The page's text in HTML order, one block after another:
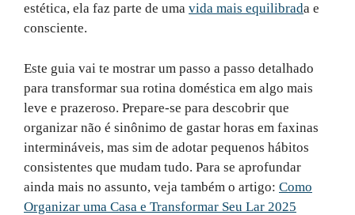
estética, ela faz parte de uma vida mais equilibrada e
consciente.
Este guia vai te mostrar um passo a passo detalhado
para transformar sua rotina doméstica em algo mais
leve e prazeroso. Prepare-se para descobrir que
organizar não é sinônimo de gastar horas em faxinas
intermináveis, mas sim de adotar pequenos hábitos
consistentes que mudam tudo. Para se aprofundar
ainda mais no assunto, veja também o artigo: Como
Organizar uma Casa e Transformar Seu Lar 2025